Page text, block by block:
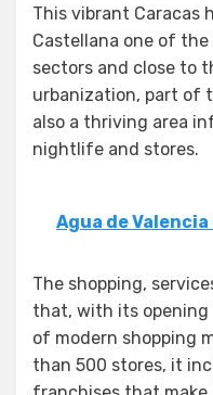
This vibrant Caracas
Castellana one of
sectors and close to
urbanization, part of
also a thriving area
nightlife and stores.
Agua de
The shopping,
that, with its opening
of modern shopping
than 500 stores, it